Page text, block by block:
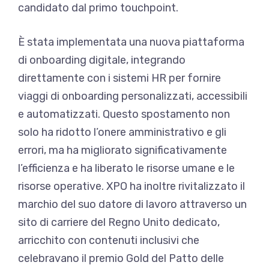
candidato dal primo touchpoint.
È stata implementata una nuova piattaforma
di onboarding digitale, integrando
direttamente con i sistemi HR per fornire
viaggi di onboarding personalizzati, accessibili
e automatizzati. Questo spostamento non
solo ha ridotto l’onere amministrativo e gli
errori, ma ha migliorato significativamente
l’efficienza e ha liberato le risorse umane e le
risorse operative. XPO ha inoltre rivitalizzato il
marchio del suo datore di lavoro attraverso un
sito di carriere del Regno Unito dedicato,
arricchito con contenuti inclusivi che
celebravano il premio Gold del Patto delle